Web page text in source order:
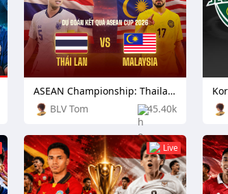
BLV Tom 45.40k
ASEAN Championship: Thailand vs Malaysia
Live